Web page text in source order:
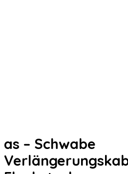
as – Schwabe